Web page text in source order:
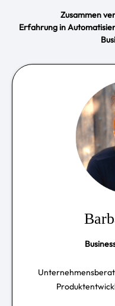
Zusammen
Erfahrung in